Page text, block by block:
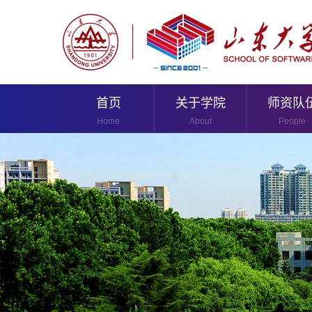
首页
Home
关于学院
About
师资队
People